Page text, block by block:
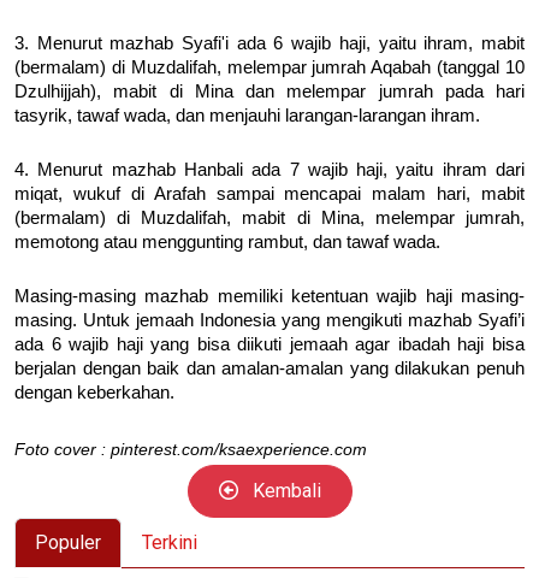
3. Menurut mazhab Syafi'i ada 6 wajib haji, yaitu ihram, mabit
(bermalam) di Muzdalifah, melempar jumrah Aqabah (tanggal 10
Dzulhijjah), mabit di Mina dan melempar jumrah pada hari
tasyrik, tawaf wada, dan menjauhi larangan-larangan ihram.
4. Menurut mazhab Hanbali ada 7 wajib haji, yaitu ihram dari
miqat, wukuf di Arafah sampai mencapai malam hari, mabit
(bermalam) di Muzdalifah, mabit di Mina, melempar jumrah,
memotong atau menggunting rambut, dan tawaf wada.
Masing-masing mazhab memiliki ketentuan wajib haji masing-
masing. Untuk jemaah Indonesia yang mengikuti mazhab Syafi’i
ada 6 wajib haji yang bisa diikuti jemaah agar ibadah haji bisa
berjalan dengan baik dan amalan-amalan yang dilakukan penuh
dengan keberkahan.
Foto cover : pinterest.com/ksaexperience.com
Kembali
Populer Terkini